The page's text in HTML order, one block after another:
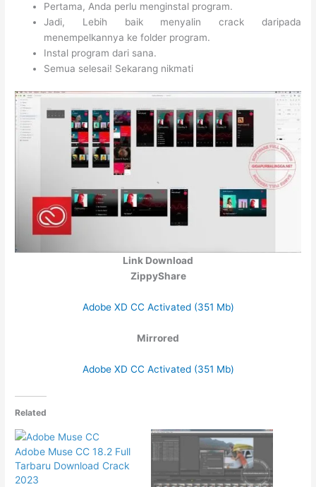
Pertama, Anda perlu menginstal program.
Jadi, Lebih baik menyalin crack daripada
menempelkannya ke folder program.
Instal program dari sana.
Semua selesai! Sekarang nikmati
Link Download
ZippyShare
Adobe XD CC Activated (351 Mb)
Mirrored
Adobe XD CC Activated (351 Mb)
Related
Adobe Muse CC 18.2 Full
Tarbaru Download Crack
2023